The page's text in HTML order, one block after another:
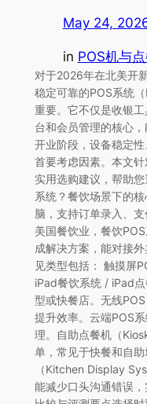
May 24,
in POS机与
对于2026年在北美开
稳定可靠的POS系统
重要。它不仅是收银
台和会员管理的核心
开业阶段，设备稳定
首要考虑因素。本文
实用选购建议，帮助
系统？餐饮场景下的
脑，支持订单录入、
美国餐饮业，餐饮
成解决方案，能对接
见类型包括： 触摸屏
iPad餐饮系统 / iPad
型或快餐店。无线
提升效率。云端POS
理。自助点餐机（
单，常见于快餐和自
（Kitchen Display
能减少口头沟通错误